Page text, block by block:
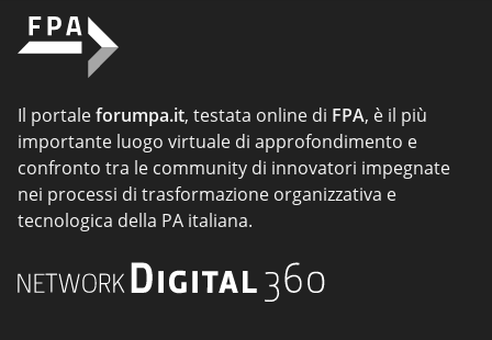
Il portaleforumpa.it, testata online di FPA, è il più
importante luogo virtuale di approfondimento e
confronto tra le community di innovatori impegnate
nei processi di trasformazione organizzativa e
tecnologica della PA italiana.